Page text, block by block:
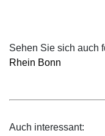
Sehen Sie sich auch
Rhein Bonn
Auch interessant: